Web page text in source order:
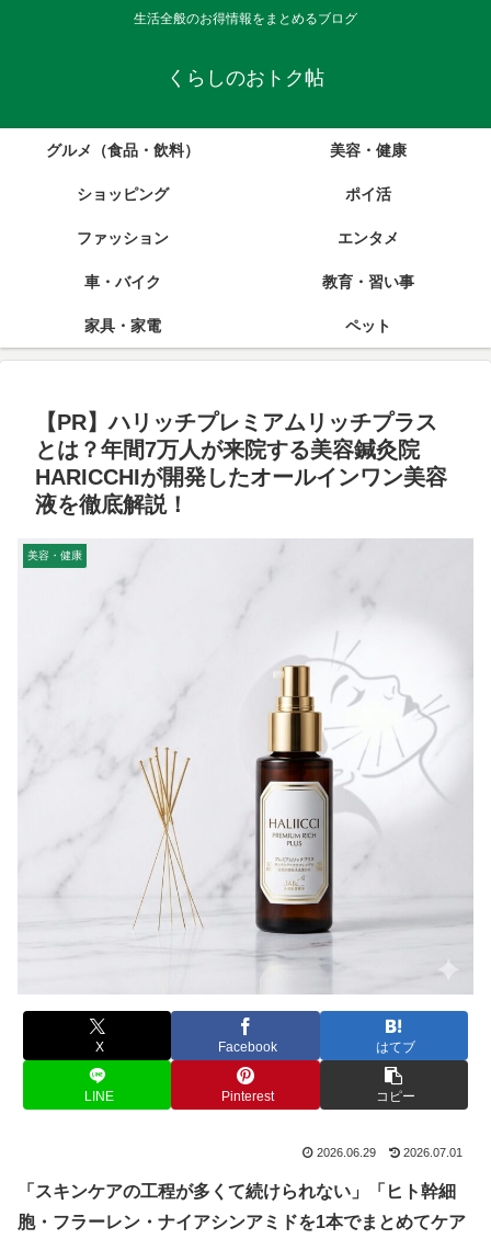
生活全般のお得情報をまとめるブログ
くらしのおトク帖
グルメ（食品・飲料） 美容・健康
ショッピング ポイ活
ファッション エンタメ
車・バイク 教育・習い事
家具・家電 ペット
【PR】ハリッチプレミアムリッチプラス
とは？年間7万人が来院する美容鍼灸院
HARICCHIが開発したオールインワン美容
液を徹底解説！
美容・健康
X Facebook はてブ
LINE Pinterest コピー
2026.06.29 2026.07.01
「スキンケアの工程が多くて続けられない」「ヒト幹細
胞・フラーレン・ナイアシンアミドを1本でまとめてケア